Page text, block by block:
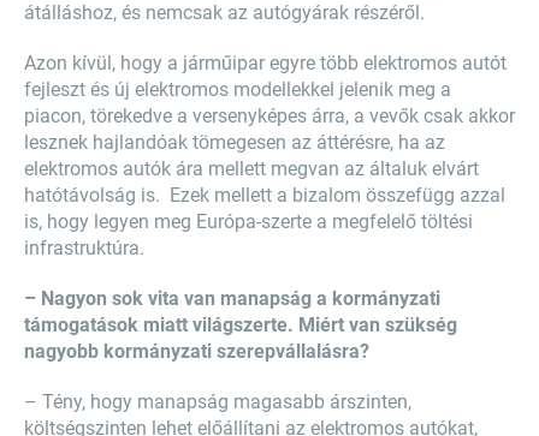
átálláshoz, és nemcsak az autógyárak részéről.
Azon kívül, hogy a járműipar egyre több elektromos autót
fejleszt és új elektromos modellekkel jelenik meg a
piacon, törekedve a versenyképes árra, a vevők csak akkor
lesznek hajlandóak tömegesen az áttérésre, ha az
elektromos autók ára mellett megvan az általuk elvárt
hatótávolság is. Ezek mellett a bizalom összefügg azzal
is, hogy legyen meg Európa-szerte a megfelelő töltési
infrastruktúra.
– Nagyon sok vita van manapság a kormányzati
támogatások miatt világszerte. Miért van szükség
nagyobb kormányzati szerepvállalásra?
– Tény, hogy manapság magasabb árszinten,
költségszinten lehet előállítani az elektromos autókat,